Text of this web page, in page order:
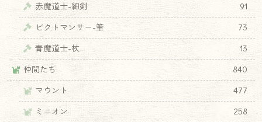
赤魔道士-細剣
91
ピクトマンサー-筆
73
青魔道士-杖
13
仲間たち
840
マウント
477
ミニオン
258